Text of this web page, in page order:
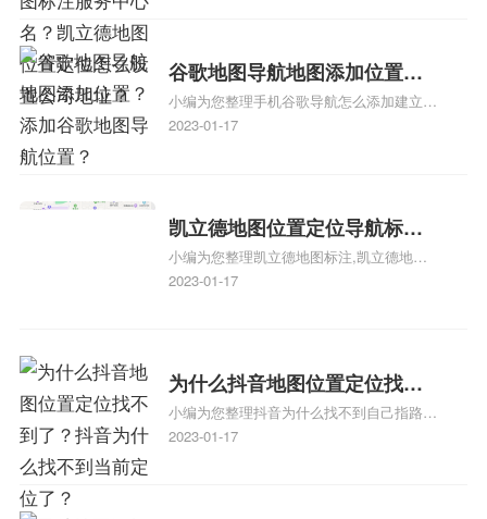
地图标注服务中心铺招牌相关地图标注知
识，详情可查看下方正文！
谷歌地图导航地图添加位置？
添加谷歌地图导航位置？
小编为您整理手机谷歌导航怎么添加建立多
人位置、如何在地图，谷歌地图添加公司位
2023-01-17
凯立德地图位置定位导航标
注？凯立德地图位置定位,导航,
标注？
小编为您整理凯立德地图标注,凯立德地图
标注怎么做啊、凯立德地图标注,凯立德地
相关地图标注知识，详情可查看下方正文！
2023-01-17
为什么抖音地图位置定位找不
到了？抖音为什么找不到当前
定位了？
小编为您整理抖音为什么找不到自己指路人
地图标注服务中心铺的位置、地图位置更新
2023-01-17